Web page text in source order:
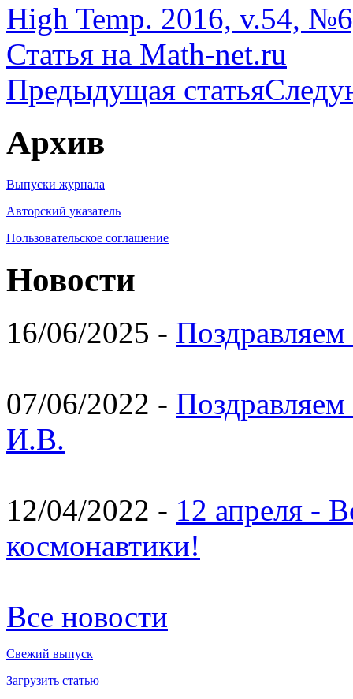
High Temp. 2016, v.54,
Статья на Math-net.ru
Предыдущая статья
Архив
Выпуски журнала
Авторский указатель
Пользовательское соглашение
Новости
16/06/2025 -
07/06/2022 -
И.В.
12/04/2022 - 12 апреля -
космонавтики!
Все новости
Свежий выпуск
Загрузить статью